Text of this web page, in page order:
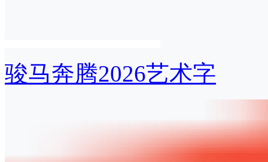
骏马奔腾2026艺术字